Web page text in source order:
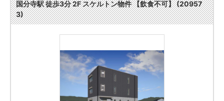
国分寺駅 徒歩3分 2F スケルトン物件 【飲食不可】 (20957
3)